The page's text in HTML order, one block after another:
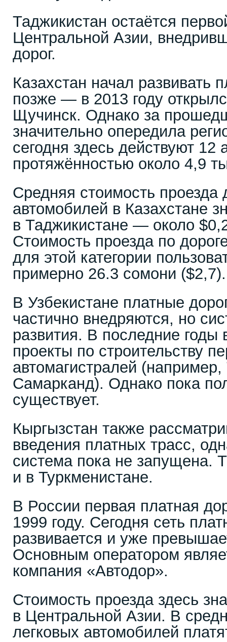
Таджикистан остаётся
Центральной Азии,
дорог.
Казахстан начал развивать
позже — в 2013 году
Щучинск. Однако за
значительно опередила
сегодня здесь действуют 12
протяжённостью около 4,9
Средняя стоимость проезда
автомобилей в Казахстане
в Таджикистане — около
Стоимость проезда по
для этой категории
примерно 26.3 сомони ($2,7).
В Узбекистане платные
частично внедряются, но
развития. В последние годы
проекты по строительству
автомагистралей
Самарканд). Однако пока
существует.
Кыргызстан также
введения платных трасс,
система пока не запущена.
и в Туркменистане.
В России первая платная
1999 году. Сегодня сеть
развивается и уже
Основным оператором
компания «Автодор».
Стоимость проезда здесь
в Центральной Азии. В
легковых автомобилей